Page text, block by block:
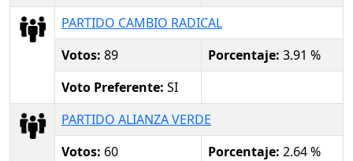
PARTIDO CAMBIO RADICAL
Votos: 89 Porcentaje: 3.91 %
Voto Preferente: SI
PARTIDO ALIANZA VERDE
Votos: 60 Porcentaje: 2.64 %